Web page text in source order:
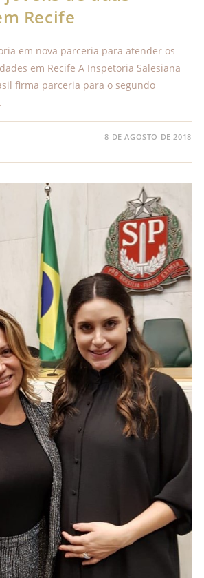
Recife
em nova parceria para atender os
em Recife A Inspetoria Salesiana
firma parceria para o segundo
8 DE AGOSTO DE 2018